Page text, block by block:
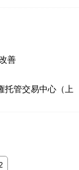
善
托管交易中心（上